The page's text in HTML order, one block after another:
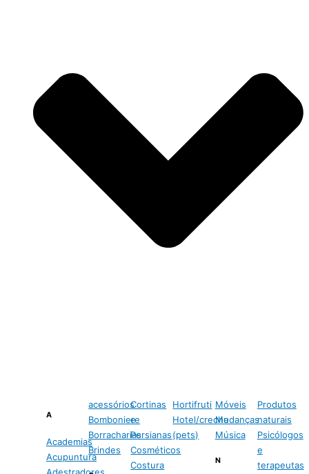
A
Academias
Acupuntura
acessórios
Bomboniere
Borracharias
Brindes
Cortinas
e
Persianas
Cosméticos
Costura
Hortifruti
Hotel/creche
(pets)
Móveis
Mudanças
Música
N
Produtos
naturais
Psicólogos
e
terapeutas